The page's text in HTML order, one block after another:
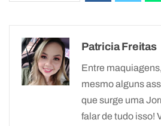
Patricia Freitas
Entre
mesmo alguns
que surge uma
falar de tudo isso!